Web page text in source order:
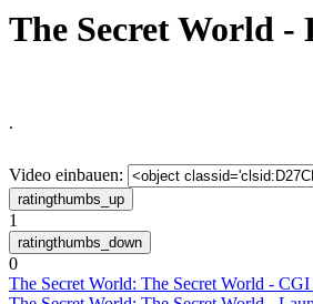
The Secret World
.
Video einbauen:
1
0
The Secret World: The Secret World -